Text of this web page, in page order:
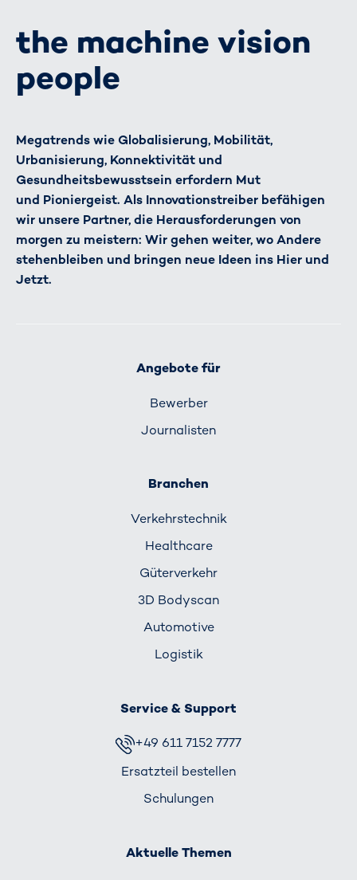
the machine vision
people
Megatrends wie Globalisierung, Mobilität,
Urbanisierung, Konnektivität und
Gesundheitsbewusstsein erfordern Mut
und Pioniergeist. Als Innovationstreiber befähigen
wir unsere Partner, die Herausforderungen von
morgen zu meistern: Wir gehen weiter, wo Andere
stehenbleiben und bringen neue Ideen ins Hier und
Jetzt.
Angebote für
Bewerber
Journalisten
Branchen
Verkehrs­technik
Healthcare
Güterverkehr
3D Bodyscan
Automotive
Logistik
Service & Support
+49 611 7152 7777
Ersatzteil bestellen
Schulungen
Aktuelle Themen